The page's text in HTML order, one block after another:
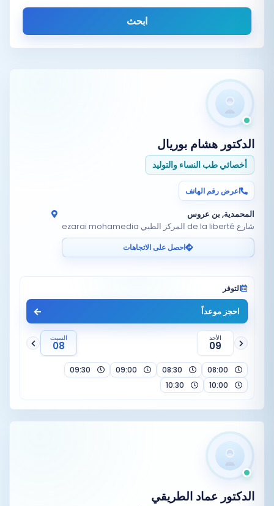
ابحث
الدكتور هشام بوريال
أخصائي طب النساء والتوليد
اعرض رقم الهاتف
المحمدية, بن عروس
شارع de la liberté المركز الطبي ezarai mohamedia
احصل على الاتجاهات
التوفر
احجز موعداً
الأحد
09
السبت
08
الدكتور عماد الطريقي